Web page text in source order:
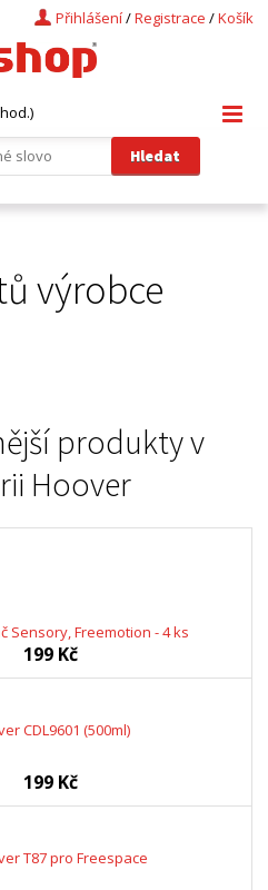
Košík
/
Registrace
/
Přihlášení
výrobce
produkty v
Hoover
Sensory, Freemotion - 4 ks
199 Kč
CDL9601 (500ml)
199 Kč
T87 pro Freespace